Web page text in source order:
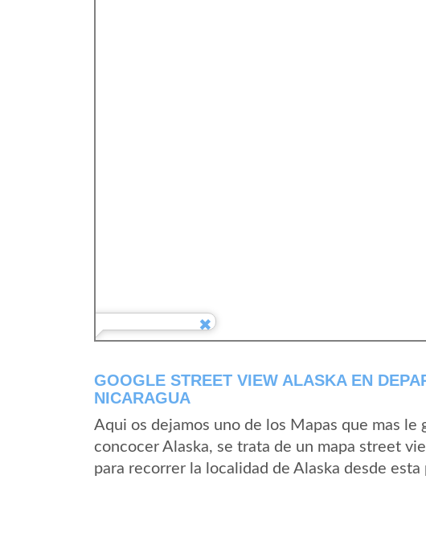
GOOGLE STREET VIEW ALASKA EN
NICARAGUA
Aqui os dejamos uno de los Mapas que mas le
concocer Alaska, se trata de un mapa street
para recorrer la localidad de Alaska desde esta